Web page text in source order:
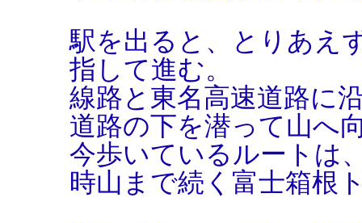
駅を出ると、とりあえ
指して進む。
線路と東名高速道路に
道路の下を潜って山へ
今歩いているルートは
時山まで続く富士箱根